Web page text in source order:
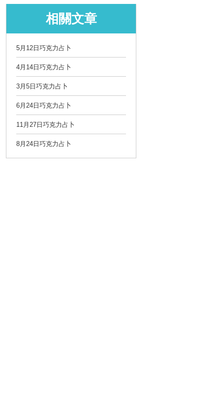
相關文章
5月12日巧克力占卜
4月14日巧克力占卜
3月5日巧克力占卜
6月24日巧克力占卜
11月27日巧克力占卜
8月24日巧克力占卜